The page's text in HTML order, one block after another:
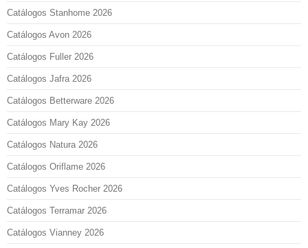
Catálogos Stanhome 2026
Catálogos Avon 2026
Catálogos Fuller 2026
Catálogos Jafra 2026
Catálogos Betterware 2026
Catálogos Mary Kay 2026
Catálogos Natura 2026
Catálogos Oriflame 2026
Catálogos Yves Rocher 2026
Catálogos Terramar 2026
Catálogos Vianney 2026